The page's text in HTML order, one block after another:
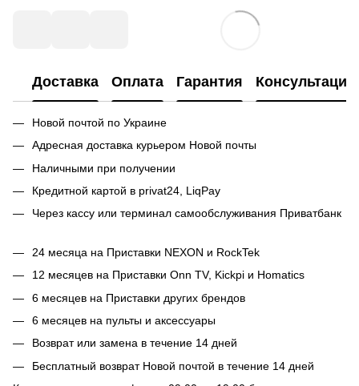
Доставка Оплата Гарантия Консультация
Новой почтой по Украине
Адресная доставка курьером Новой почты
Наличными при получении
Кредитной картой в privat24, LiqPay
Через кассу или терминал самообслуживания Приватбанк
24 месяца на Приставки NEXON и RockTek
12 месяцев на Приставки Onn TV, Kickpi и Homatics
6 месяцев на Приставки других брендов
6 месяцев на пульты и аксессуары
Возврат или замена в течение 14 дней
Бесплатный возврат Новой почтой в течение 14 дней